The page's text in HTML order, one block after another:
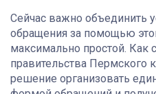
Сейчас важно объединить
обращения за помощью
максимально простой. Как
правительства Пермского
решение организовать